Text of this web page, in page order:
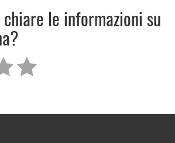
chiare le informazioni su